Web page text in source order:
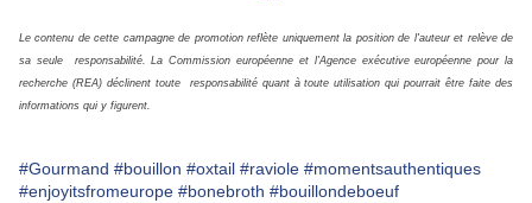
Le contenu de cette campagne de promotion reflète uniquement la position de l'auteur et relève de
sa seule responsabilité. La Commission européenne et l’Agence exécutive européenne pour la
recherche (REA) déclinent toute responsabilité quant à toute utilisation qui pourrait être faite des
informations qui y figurent.
#Gourmand #bouillon #oxtail #raviole #momentsauthentiques
#enjoyitsfromeurope #bonebroth #bouillondeboeuf